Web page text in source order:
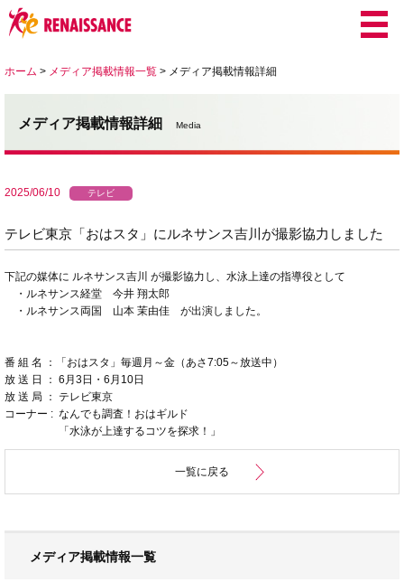
ホーム > メディア掲載情報一覧 > メディア掲載情報詳細
メディア掲載情報詳細 Media
2025/06/10 テレビ
テレビ東京「おはスタ」にルネサンス吉川が撮影協力しました
下記の媒体に ルネサンス吉川 が撮影協力し、水泳上達の指導役として
・ルネサンス経堂 今井 翔太郎
・ルネサンス両国 山本 茉由佳 が出演しました。
番 組 名 ：「おはスタ」毎週月～金（あさ7:05～放送中）
放 送 日 ： 6月3日・6月10日
放 送 局 ： テレビ東京
コーナー : なんでも調査！おはギルド
「水泳が上達するコツを探求！」
一覧に戻る
メディア掲載情報一覧